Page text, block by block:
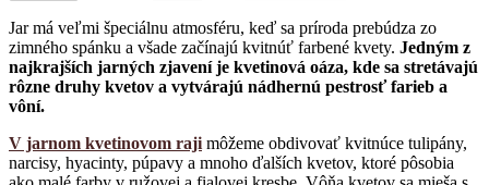
Jar má veľmi špeciálnu atmosféru, keď sa príroda prebúdza zo
zimného spánku a všade začínajú kvitnúť farbené kvety. Jedným z
najkrajších jarných zjavení je kvetinová oáza, kde sa stretávajú
rôzne druhy kvetov a vytvárajú nádhernú pestrosť farieb a
vôní.
V jarnom kvetinovom rajimôžeme obdivovať kvitnúce tulipány,
narcisy, hyacinty, púpavy a mnoho ďalších kvetov, ktoré pôsobia